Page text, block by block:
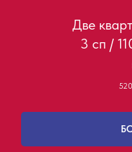
Две
3 сп /